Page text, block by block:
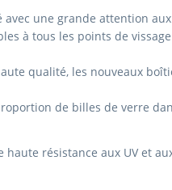
une grande attention
à tous les points de
qualité, les nouveaux
de billes de verre
résistance aux UV et